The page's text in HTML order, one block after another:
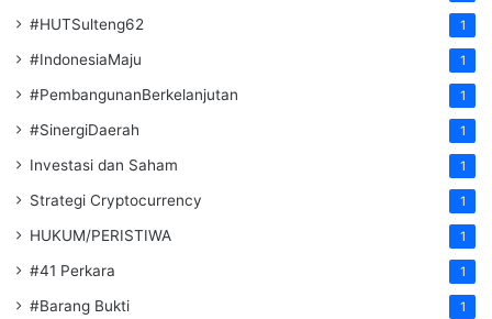
#HUTSulteng62 1
#IndonesiaMaju 1
#PembangunanBerkelanjutan 1
#SinergiDaerah 1
Investasi dan Saham 1
Strategi Cryptocurrency 1
HUKUM/PERISTIWA 1
#41 Perkara 1
#Barang Bukti 1